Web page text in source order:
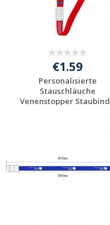
€1.59
Personalisierte
Stauschläuche
Venenstopper